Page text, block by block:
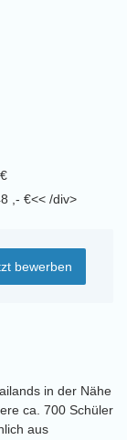
,- €<< /div>
bewerben
in der Nähe
ca. 700 Schüler
aus